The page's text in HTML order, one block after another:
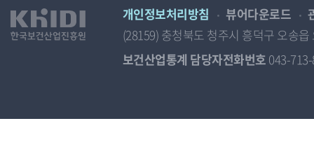
개인정보처리방침 뷰어다운로드
(28159) 충청북도 청주시 흥덕구 오송
보건산업통계 담당자전화번호 043-